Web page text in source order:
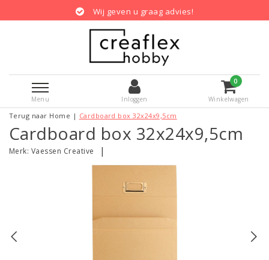
Wij geven u graag advies!
Menu Inloggen
0
Winkelwagen
Terug naar Home | Cardboard box 32x24x9,5cm
Cardboard box 32x24x9,5cm
Merk: Vaessen Creative |